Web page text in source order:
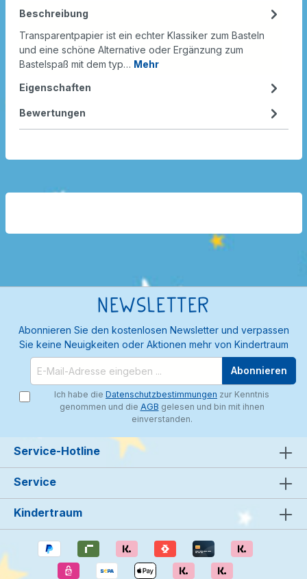
Beschreibung
Transparentpapier ist ein echter Klassiker zum Basteln
und eine schöne Alternative oder Ergänzung zum
Bastelspaß mit dem typ… Mehr
Eigenschaften
Bewertungen
Newsletter
Abonnieren Sie den kostenlosen Newsletter und verpassen
Sie keine Neuigkeiten oder Aktionen mehr von Kindertraum
Abonnieren
Ich habe die Datenschutzbestimmungen zur Kenntnis
genommen und die AGB gelesen und bin mit ihnen
einverstanden.
Service-Hotline
Service
Kindertraum